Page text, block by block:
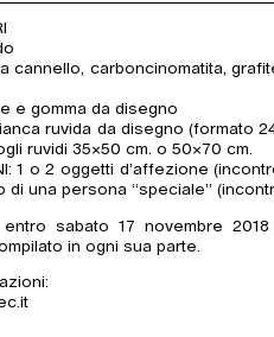
cannello, carboncinomatita,
e gomma da disegno
ruvida da disegno (formato
ruvidi 35×50 cm. o 50×70 cm.
1 o 2 oggetti d’affezione
di una persona “speciale”
entro sabato 17 novembre
in ogni sua parte.